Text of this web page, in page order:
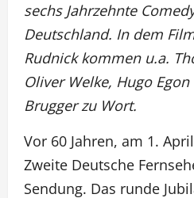
sechs Jahrzehnte
Deutschland. In dem
Rudnick kommen u.a.
Oliver Welke, Hugo
Brugger zu Wort.
Vor 60 Jahren, am 1.
Zweite Deutsche
Sendung. Das runde